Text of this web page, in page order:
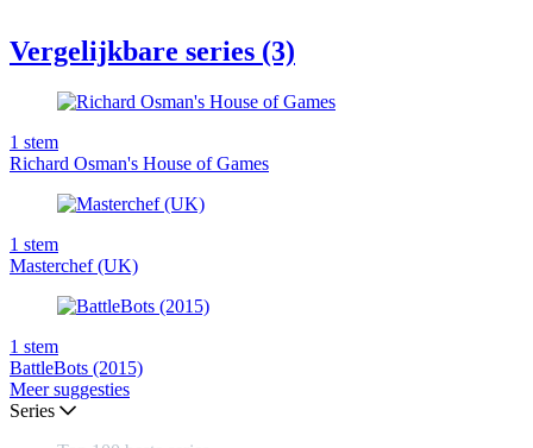
Vergelijkbare series (3)
1 stem
Richard Osman's House of Games
1 stem
Masterchef (UK)
1 stem
BattleBots (2015)
Meer suggesties
Series